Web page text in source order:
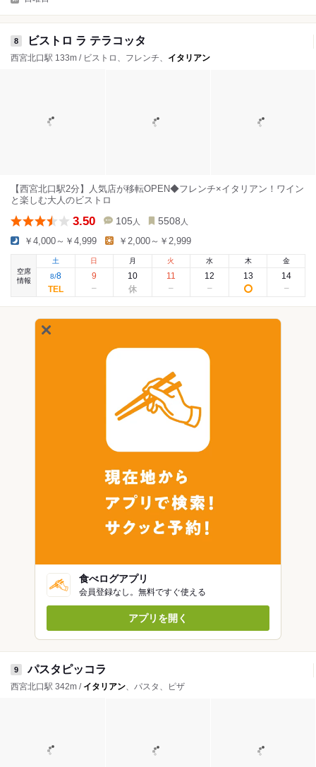
8 ビストロ ラ テラコッタ
西宮北口駅 133m / ビストロ、フレンチ、 イタリアン
【西宮北口駅2分】人気店が移転OPEN◆フレンチ×イタリアン！ワイン
と楽しむ大人のビストロ
3.50 105 人 5508 人
￥4,000～￥4,999 ￥2,000～￥2,999
空席
情報
土
8/8
日
9
月
10
火
11
水
12
木
13
金
14
食べログアプリ
会員登録なし。無料ですぐ使える
アプリを開く
9 パスタピッコラ
西宮北口駅 342m / イタリアン、パスタ、ピザ